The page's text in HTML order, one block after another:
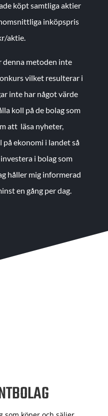
köpt samtliga aktier
inköpspris
aktie.
denna metoden inte
vilket resulterar i
inte har något värde
koll på de bolag som
att läsa nyheter,
ekonomi i landet så
i bolag som
håller mig informerad
en gång per dag.